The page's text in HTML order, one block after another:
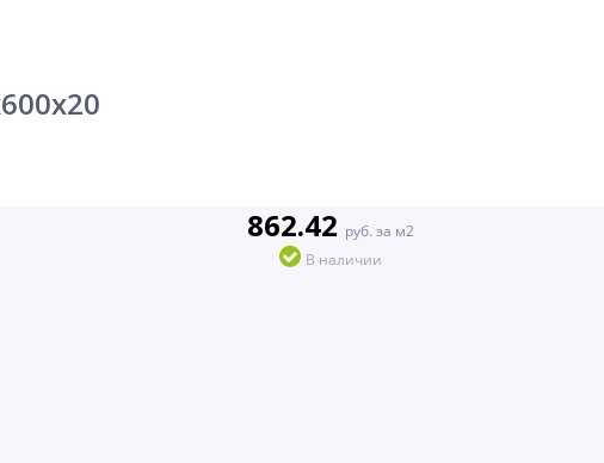
862.42 руб. за м2
В наличии